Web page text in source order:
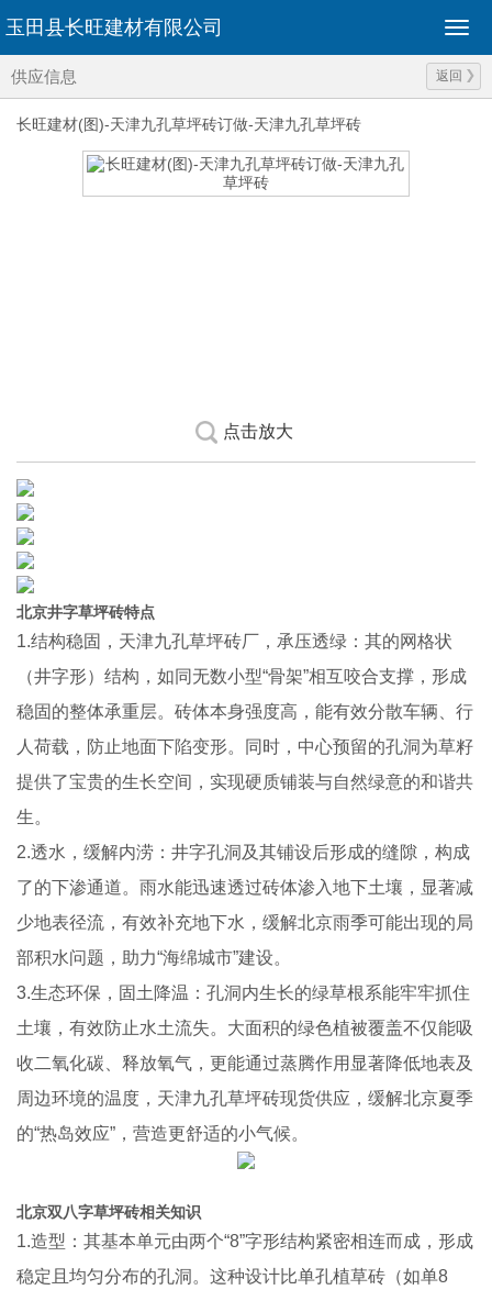
玉田县长旺建材有限公司
供应信息 返回
长旺建材(图)-天津九孔草坪砖订做-天津九孔草坪砖
点击放大
北京井字草坪砖特点
1.结构稳固，天津九孔草坪砖厂，承压透绿：其的网格状
（井字形）结构，如同无数小型“骨架”相互咬合支撑，形成
稳固的整体承重层。砖体本身强度高，能有效分散车辆、行
人荷载，防止地面下陷变形。同时，中心预留的孔洞为草籽
提供了宝贵的生长空间，实现硬质铺装与自然绿意的和谐共
生。
2.透水，缓解内涝：井字孔洞及其铺设后形成的缝隙，构成
了的下渗通道。雨水能迅速透过砖体渗入地下土壤，显著减
少地表径流，有效补充地下水，缓解北京雨季可能出现的局
部积水问题，助力“海绵城市”建设。
3.生态环保，固土降温：孔洞内生长的绿草根系能牢牢抓住
土壤，有效防止水土流失。大面积的绿色植被覆盖不仅能吸
收二氧化碳、释放氧气，更能通过蒸腾作用显著降低地表及
周边环境的温度，天津九孔草坪砖现货供应，缓解北京夏季
的“热岛效应”，营造更舒适的小气候。
北京双八字草坪砖相关知识
1.造型：其基本单元由两个“8”字形结构紧密相连而成，形成
稳定且均匀分布的孔洞。这种设计比单孔植草砖（如单8